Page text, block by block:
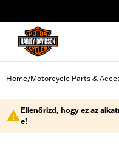
Home/Motorcycle Parts &
Ellenőrizd, hogy ez az
e!